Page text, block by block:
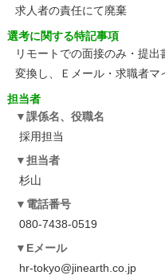
求人者の責任にて廃棄
選考に関する特記事項
リモートでの面接のみ・提
変換し、Ｅメール・求職者マ
担当者
課係名、役職名
採用担当
担当者
杉山
電話番号
080-7438-0519
Eメール
hr-tokyo@jinearth.co.jp